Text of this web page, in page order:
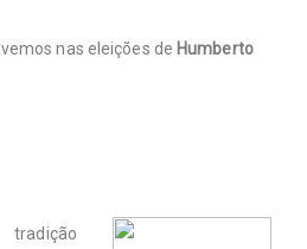
nas eleições de Humberto